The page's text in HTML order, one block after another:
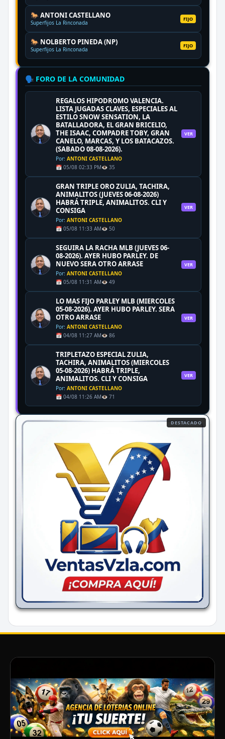
🐎 ANTONI CASTELLANO
Superfijos La Rinconada
FIJO
🐎 NOLBERTO PINEDA (NP)
Superfijos La Rinconada
FIJO
🗣️ FORO DE LA COMUNIDAD
REGALOS HIPODROMO VALENCIA.
LISTA JUGADAS CLAVES, ESPECIALES AL
ESTILO SNOW SENSATION, LA
BATALLADORA, EL GRAN BRICELIO,
THE ISAAC, COMPADRE TOBY, GRAN
CANELO, MARCAS, Y LOS BATACAZOS.
(SABADO 08-08-2026).
Por: ANTONI CASTELLANO
📅 05/08 02:33 PM👁️ 35
VER
GRAN TRIPLE ORO ZULIA, TACHIRA,
ANIMALITOS (JUEVES 06-08-2026)
HABRÁ TRIPLE, ANIMALITOS. CLI Y
CONSIGA
Por: ANTONI CASTELLANO
📅 05/08 11:33 AM👁️ 50
VER
SEGUIRA LA RACHA MLB (JUEVES 06-
08-2026). AYER HUBO PARLEY. DE
NUEVO SERA OTRO ARRASE
Por: ANTONI CASTELLANO
📅 05/08 11:31 AM👁️ 49
VER
LO MAS FIJO PARLEY MLB (MIERCOLES
05-08-2026). AYER HUBO PARLEY. SERA
OTRO ARRASE
Por: ANTONI CASTELLANO
📅 04/08 11:27 AM👁️ 86
VER
TRIPLETAZO ESPECIAL ZULIA,
TACHIRA, ANIMALITOS (MIERCOLES
05-08-2026) HABRÁ TRIPLE,
ANIMALITOS. CLI Y CONSIGA
Por: ANTONI CASTELLANO
📅 04/08 11:26 AM👁️ 71
VER
DESTACADO